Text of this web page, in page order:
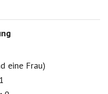
eine Frau)
1